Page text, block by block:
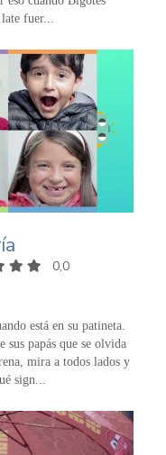
fuer...
0,0
está en su patineta.
papás que se olvida
mira a todos lados y
sign...